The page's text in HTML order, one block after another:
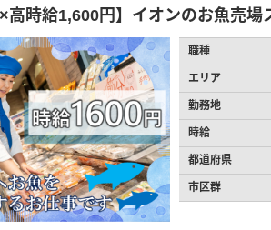
高時給1,600円】イオンのお魚売
職種
エリア
勤務地
時給
都道府県
市区群